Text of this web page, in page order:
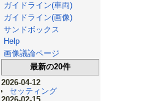
ガイドライン(車両)
ガイドライン(画像)
サンドボックス
Help
画像議論ページ
最新の20件
2026-04-12
セッティング